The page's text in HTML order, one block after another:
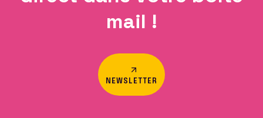
mail !
NEWSLETTER